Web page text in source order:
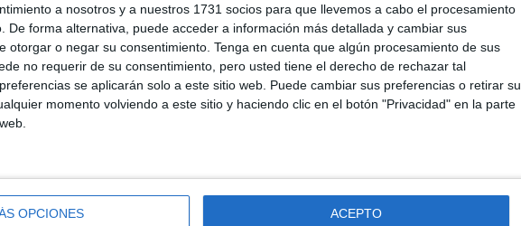
a nosotros y a nuestros 1731 socios para que llevemos a cabo el procesamiento
De forma alternativa, puede acceder a información más detallada y cambiar sus
otorgar o negar su consentimiento. Tenga en cuenta que algún procesamiento de sus
no requerir de su consentimiento, pero usted tiene el derecho de rechazar tal
se aplicarán solo a este sitio web. Puede cambiar sus preferencias o retirar su
momento volviendo a este sitio y haciendo clic en el botón "Privacidad" en la parte
OPCIONES ACEPTO
de subsaharianos que accedieron no solo por la
generando de nuevo problemas en las
por la Policía para calmar la situación, que ha